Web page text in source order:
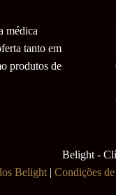
médica
tanto em
produtos de
Belight -
Belight| Condições